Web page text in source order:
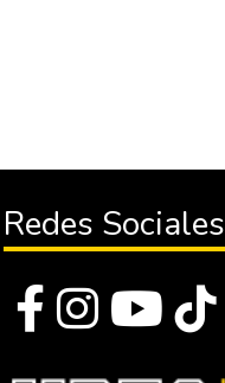
Redes Sociales